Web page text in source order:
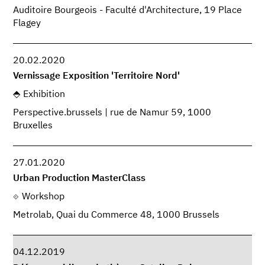
Auditoire Bourgeois - Faculté d'Architecture, 19 Place
Flagey
20.02.2020
Vernissage Exposition 'Territoire Nord'
Exhibition
Perspective.brussels | rue de Namur 59, 1000
Bruxelles
27.01.2020
Urban Production MasterClass
Workshop
Metrolab, Quai du Commerce 48, 1000 Brussels
04.12.2019